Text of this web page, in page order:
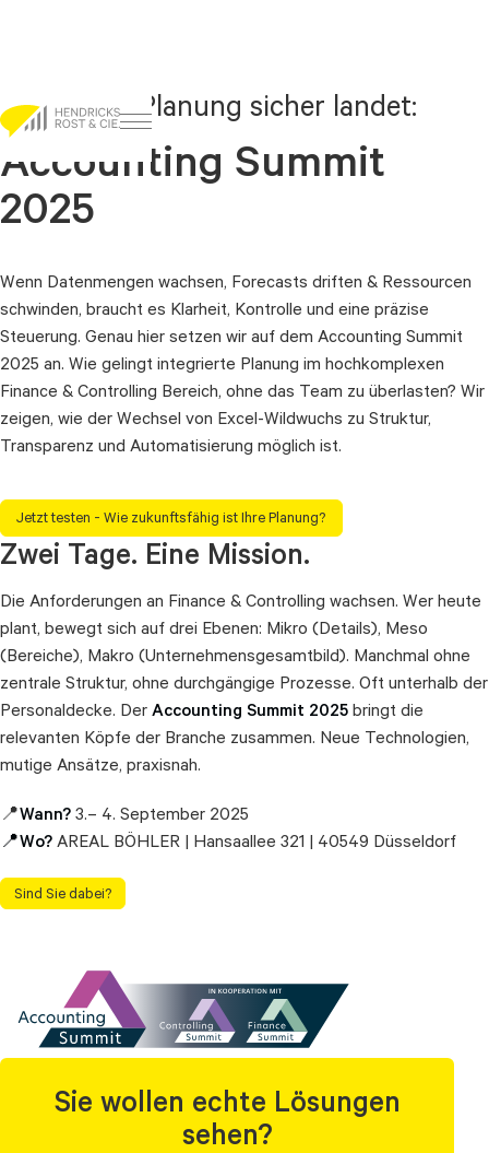
Damit Ihre Planung sicher landet:
Accounting Summit
2025
Wenn Datenmengen wachsen, Forecasts driften & Ressourcen
schwinden, braucht es Klarheit, Kontrolle und eine präzise
Steuerung. Genau hier setzen wir auf dem Accounting Summit
2025 an. Wie gelingt integrierte Planung im hochkomplexen
Finance & Controlling Bereich, ohne das Team zu überlasten? Wir
zeigen, wie der Wechsel von Excel-Wildwuchs zu Struktur,
Transparenz und Automatisierung möglich ist.
Jetzt testen - Wie zukunftsfähig ist Ihre Planung?
Zwei Tage. Eine Mission.
Die Anforderungen an Finance & Controlling wachsen. Wer heute
plant, bewegt sich auf drei Ebenen: Mikro (Details), Meso
(Bereiche), Makro (Unternehmensgesamtbild). Manchmal ohne
zentrale Struktur, ohne durchgängige Prozesse. Oft unterhalb der
Personaldecke. Der Accounting Summit 2025 bringt die
relevanten Köpfe der Branche zusammen. Neue Technologien,
mutige Ansätze, praxisnah.
📍Wann? 3.– 4. September 2025
📍Wo? AREAL BÖHLER | Hansaallee 321 | 40549 Düsseldorf
Sind Sie dabei?
Sie wollen echte Lösungen
sehen?